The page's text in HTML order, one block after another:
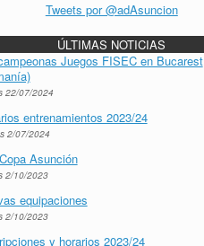
Tweets por @adAsuncion
ÚLTIMAS NOTICIAS
Juegos FISEC en Bucarest
22/07/2024
entrenamientos 2023/24
2/07/2024
Asunción
2/10/2023
equipaciones
2/10/2023
y horarios 2023/24